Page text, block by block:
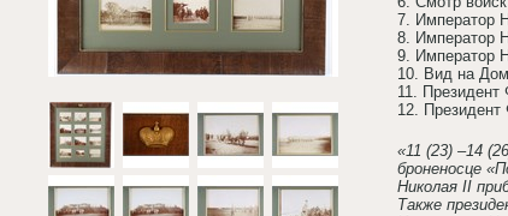
7. Император
8. Император
9. Император
10. Вид на
11.
12.
«11 (23) –14
броненосце
Николая II
Также